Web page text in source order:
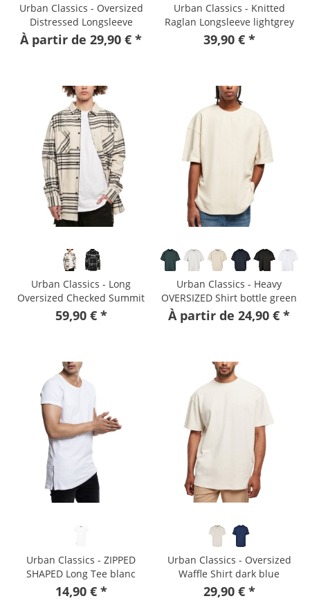
Urban Classics - Oversized
Distressed Longsleeve
darkshadow
À partir de 29,90 € *
Urban Classics - Knitted
Raglan Longsleeve lightgrey
39,90 € *
Urban Classics - Long
Oversized Checked Summit
Shirt
59,90 € *
Urban Classics - Heavy
OVERSIZED Shirt bottle green
À partir de 24,90 € *
Urban Classics - ZIPPED
SHAPED Long Tee blanc
14,90 € *
Urban Classics - Oversized
Waffle Shirt dark blue
29,90 € *